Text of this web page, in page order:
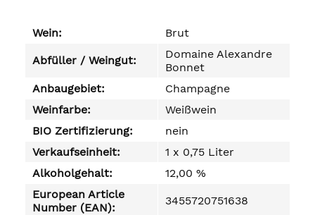
Wein: Brut
Abfüller / Weingut:
Domaine Alexandre
Bonnet
Anbaugebiet:
Champagne
Weinfarbe:
Weißwein
BIO Zertifizierung:
nein
Verkaufseinheit:
1 x 0,75 Liter
Alkoholgehalt:
12,00 %
European Article
Number (EAN):
3455720751638